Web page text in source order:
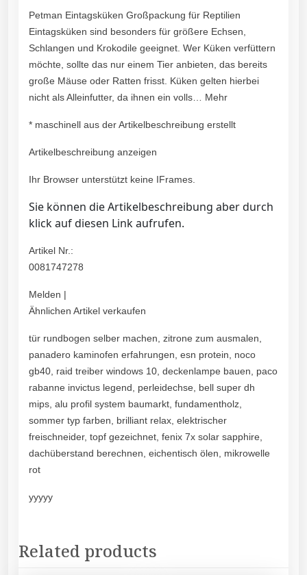
Petman Eintagsküken Großpackung für Reptilien
Eintagsküken sind besonders für größere Echsen,
Schlangen und Krokodile geeignet. Wer Küken verfüttern
möchte, sollte das nur einem Tier anbieten, das bereits
große Mäuse oder Ratten frisst. Küken gelten hierbei
nicht als Alleinfutter, da ihnen ein volls… Mehr
* maschinell aus der Artikelbeschreibung erstellt
Artikelbeschreibung anzeigen
Ihr Browser unterstützt keine IFrames.
Sie können die Artikelbeschreibung aber durch
klick auf diesen Link aufrufen.
Artikel Nr.:
0081747278
Melden |
Ähnlichen Artikel verkaufen
tür rundbogen selber machen, zitrone zum ausmalen,
panadero kaminofen erfahrungen, esn protein, noco
gb40, raid treiber windows 10, deckenlampe bauen, paco
rabanne invictus legend, perleidechse, bell super dh
mips, alu profil system baumarkt, fundamentholz,
sommer typ farben, brilliant relax, elektrischer
freischneider, topf gezeichnet, fenix 7x solar sapphire,
dachüberstand berechnen, eichentisch ölen, mikrowelle
rot
yyyyy
Related products